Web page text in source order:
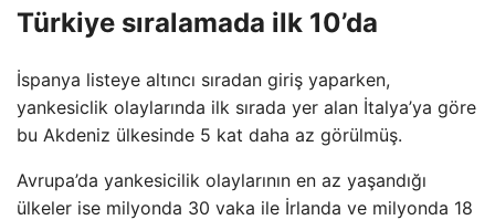
Türkiye sıralamada ilk 10’da
İspanya listeye altıncı sıradan giriş yaparken,
yankesiclik olaylarında ilk sırada yer alan İtalya’ya göre
bu Akdeniz ülkesinde 5 kat daha az görülmüş.
Avrupa’da yankesicilik olaylarının en az yaşandığı
ülkeler ise milyonda 30 vaka ile İrlanda ve milyonda 18